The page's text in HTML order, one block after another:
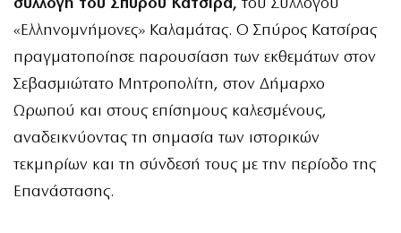
συλλογή του Σπύρου Κατσίρα, του Συλλόγου
«Ελληνομνήμονες» Καλαμάτας. Ο Σπύρος Κατσίρας
πραγματοποίησε παρουσίαση των εκθεμάτων στον
Σεβασμιώτατο Μητροπολίτη, στον Δήμαρχο
Ωρωπού και στους επίσημους καλεσμένους,
αναδεικνύοντας τη σημασία των ιστορικών
τεκμηρίων και τη σύνδεσή τους με την περίοδο της
Επανάστασης.